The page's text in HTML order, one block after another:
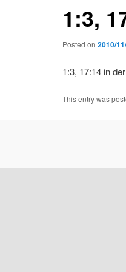
1:3,
Posted on 2010/
1:3, 17:14 in
This entry was